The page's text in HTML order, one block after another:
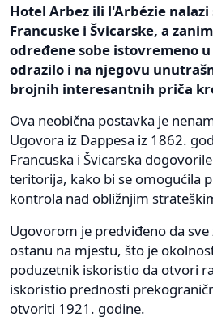
Hotel Arbez ili l'Arbézie
Francuske i Švicarske, a
određene sobe istovremeno
odrazilo i na njegovu
brojnih interesantnih priča
Ova neobična postavka je
Ugovora iz Dappesa iz 1862.
Francuska i Švicarska
teritorija, kako bi se omogućila
kontrola nad obližnjim
Ugovorom je predviđeno da
ostanu na mjestu, što je
poduzetnik iskoristio da otvori
iskoristio prednosti
otvoriti 1921. godine.